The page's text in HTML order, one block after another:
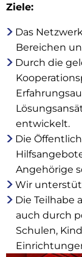
Ziele:
Das
Bereichen
Durch die
entwickelt.
Die
Angehörige
Wir
Die Teilhabe
auch durch
Schulen,